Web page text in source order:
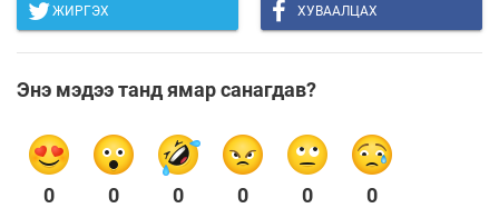
ЖИРГЭХ ХУВААЛЦАХ
Энэ мэдээ танд ямар санагдав?
0 0 0 0 0 0